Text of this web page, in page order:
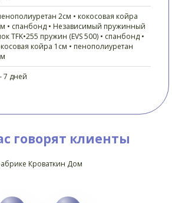
2см • кокосовая койра
• спанбонд • Независимый пружинный
TFK•255 пружин (EVS 500) • спанбонд •
койра 1см • пенополиуретан
7 дней
говорят клиенты